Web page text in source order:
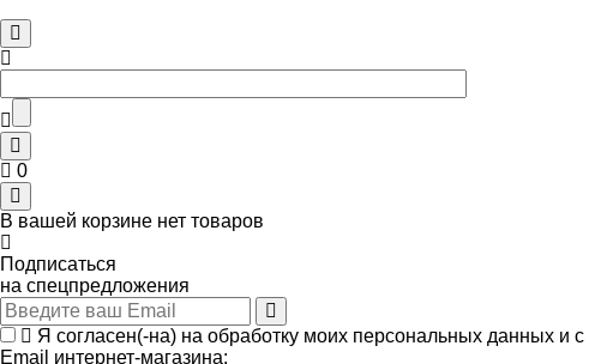
0
В вашей корзине нет товаров
Подписаться
на спецпредложения
Я согласен(-на) на обработку моих персональных данных и с
Email интернет-магазина: